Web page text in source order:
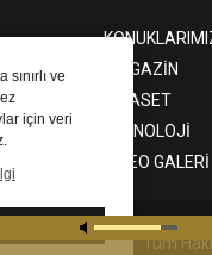
ve
için veri
MAGAZİN
SİYASET
TEKNOLOJİ
VIDEO GALERİ
Radyo Zeugma. Tüm